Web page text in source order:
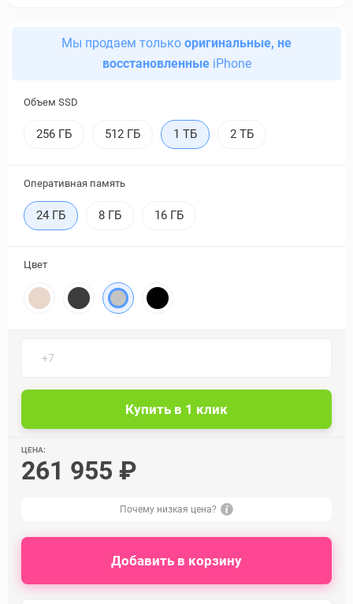
Мы продаем только оригинальные, не
восстановленныеiPhone
Объем SSD
256 ГБ 512 ГБ 1 ТБ 2 ТБ
Оперативная память
24 ГБ 8 ГБ 16 ГБ
Цвет
ЦЕНА:
261 955 ₽
Почему низкая цена?
Добавить в корзину